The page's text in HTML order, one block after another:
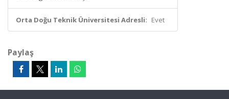
Orta Doğu Teknik Üniversitesi Adresli: Evet
Paylaş